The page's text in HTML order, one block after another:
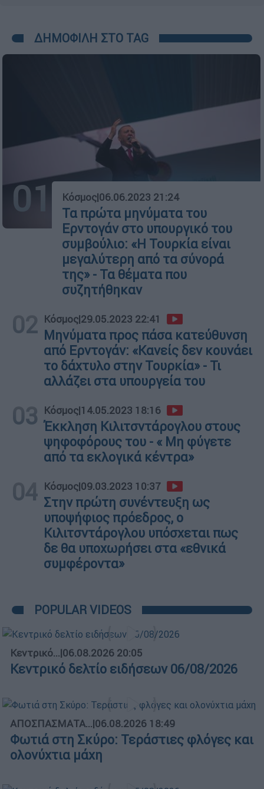
ΔΗΜΟΦΙΛΗ ΣΤΟ TAG
01 Κόσμος|06.06.2023 21:24
Τα πρώτα μηνύματα του
Ερντογάν στο υπουργικό του
συμβούλιο: «Η Τουρκία είναι
μεγαλύτερη από τα σύνορά
της» - Τα θέματα που
συζητήθηκαν
02 Κόσμος|29.05.2023 22:41
Μηνύματα προς πάσα κατεύθυνση
από Ερντογάν: «Κανείς δεν κουνάει
το δάχτυλο στην Τουρκία» - Τι
αλλάζει στα υπουργεία του
03 Κόσμος|14.05.2023 18:16
Έκκληση Κιλιτσντάρογλου στους
ψηφοφόρους του - « Μη φύγετε
από τα εκλογικά κέντρα»
04 Κόσμος|09.03.2023 10:37
Στην πρώτη συνέντευξη ως
υποψήφιος πρόεδρος, ο
Κιλιτσντάρογλου υπόσχεται πως
δε θα υποχωρήσει στα «εθνικά
συμφέροντα»
POPULAR VIDEOS
Κεντρικό...|06.08.2026 20:05
Κεντρικό δελτίο ειδήσεων 06/08/2026
ΑΠΟΣΠΑΣΜΑΤΑ...|06.08.2026 18:49
Φωτιά στη Σκύρο: Τεράστιες φλόγες και
ολονύχτια μάχη